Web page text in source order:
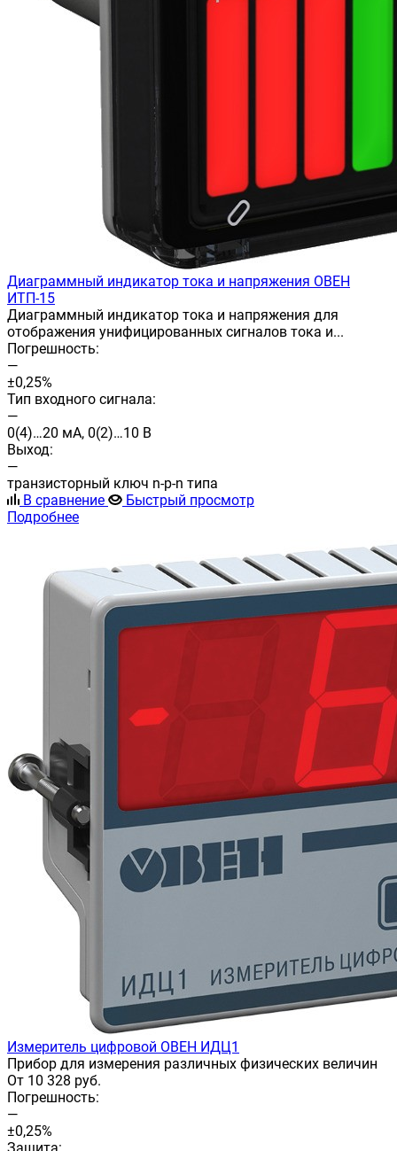
Диаграммный индикатор тока и напряжения ОВЕН
ИТП-15
Диаграммный индикатор тока и напряжения для
отображения унифицированных сигналов тока и...
Погрешность:
—
±0,25%
Тип входного сигнала:
—
0(4)…20 мА, 0(2)…10 В
Выход:
—
транзисторный ключ n-p-n типа
В сравнение
Быстрый просмотр
Подробнее
Измеритель цифровой ОВЕН ИДЦ1
Прибор для измерения различных физических величин
От 10 328 руб.
Погрешность:
—
±0,25%